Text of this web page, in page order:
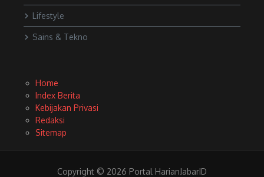
Lifestyle
Sains & Tekno
Home
Index Berita
Kebijakan Privasi
Redaksi
Sitemap